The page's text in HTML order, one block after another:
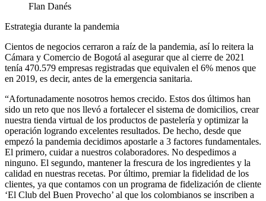
Flan Danés
Estrategia durante la pandemia
Cientos de negocios cerraron a raíz de la pandemia, así lo reitera la
Cámara y Comercio de Bogotá al asegurar que al cierre de 2021
tenía 470.579 empresas registradas que equivalen el 6% menos que
en 2019, es decir, antes de la emergencia sanitaria.
“Afortunadamente nosotros hemos crecido. Estos dos últimos han
sido un reto que nos llevó a fortalecer el sistema de domicilios, crear
nuestra tienda virtual de los productos de pastelería y optimizar la
operación logrando excelentes resultados. De hecho, desde que
empezó la pandemia decidimos apostarle a 3 factores fundamentales.
El primero, cuidar a nuestros colaboradores. No despedimos a
ninguno. El segundo, mantener la frescura de los ingredientes y la
calidad en nuestras recetas. Por último, premiar la fidelidad de los
clientes, ya que contamos con un programa de fidelización de cliente
‘El Club del Buen Provecho’ al que los colombianos se inscriben a